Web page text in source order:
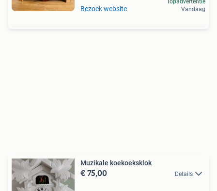
Bezoek website
Vandaag
Muzikale koekoeksklok
€ 75,00 Details